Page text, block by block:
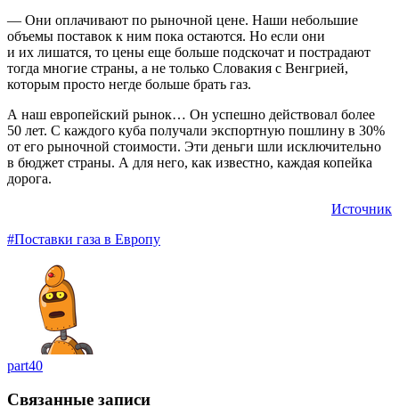
— Они оплачивают по рыночной цене. Наши небольшие
объемы поставок к ним пока остаются. Но если они
и их лишатся, то цены еще больше подскочат и пострадают
тогда многие страны, а не только Словакия с Венгрией,
которым просто негде больше брать газ.
А наш европейский рынок… Он успешно действовал более
50 лет. С каждого куба получали экспортную пошлину в 30%
от его рыночной стоимости. Эти деньги шли исключительно
в бюджет страны. А для него, как известно, каждая копейка
дорога.
Источник
#Поставки газа в Европу
part40
Связанные записи